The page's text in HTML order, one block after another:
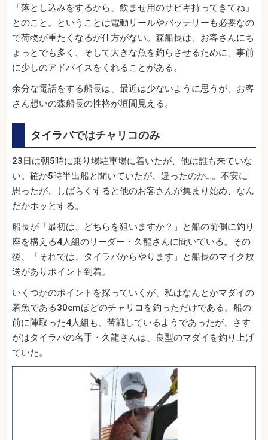
「落とし込みをするから、飲ませ用のサビキ持ってきてね」
とのこと。ということは電動リールやバッテリーも必要なの
で荷物が重たくなるが仕方がない。森船長は、お客さんにち
ょっとでも多く、そして大きな魚を釣らさせるために、事前
に少しのアドバイスをくれることがある。
余分な電話をする船長は、最近は少ないように思うが、お客
さん想いの森船長の性格が垣間見える。
タイラバではチャリコのみ
23日は朝5時に乗り場駐車場に着いたが、他は誰も来ていな
い。確か5時半出船と聞いていたが、違ったのか…。不安に
思ったが、しばらくすると他のお客さんが集まり始め、なん
だかホッとする。
船長が「最初は、どちらを狙いますか？」と船の前側に釣り
座を構える4人組のリーダー・久龍さんに聞いている。その
後、「それでは、タイラバからやります」と船長のマイク放
送がありポイント到着。
いくつかのポイントを探っていくが、私はなんとかマダイの
若魚である30cmほどのチャリコを釣っただけである。船の
前に陣取った4人組も、苦戦しているようであったが、さす
がはタイラバの名手・久龍さんは、良型のマダイを釣り上げ
ていた。